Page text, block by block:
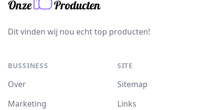
Dit vinden wij nou echt top producten!
BUSSINESS
Over
Marketing
SITE
Sitemap
Links